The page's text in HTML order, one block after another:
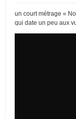
un court métrage «
qui date un peu aux